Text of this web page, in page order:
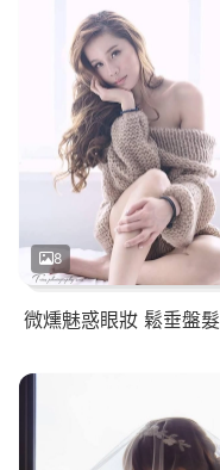
8
微燻魅惑眼妝 鬆垂盤髮